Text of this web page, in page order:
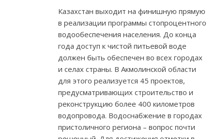
Казахстан выходит на финишную прямую
в реализации программы стопроцентного
водообеспечения населения. До конца
года доступ к чистой питьевой воде
должен быть обеспечен во всех городах
и селах страны. В Акмолинской области
для этого реализуется 45 проектов,
предусматривающих строительство и
реконструкцию более 400 километров
водопровода. Водоснабжение в городах
пристоличного региона – вопрос почти